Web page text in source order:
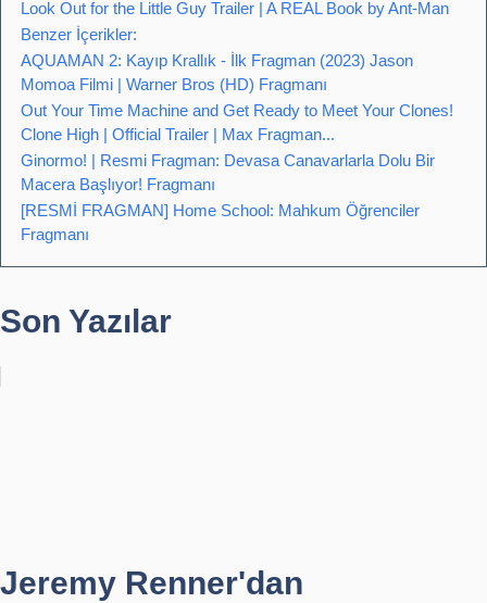
Look Out for the Little Guy Trailer | A REAL Book by Ant-Man
Benzer İçerikler:
AQUAMAN 2: Kayıp Krallık - İlk Fragman (2023) Jason
Momoa Filmi | Warner Bros (HD) Fragmanı
Out Your Time Machine and Get Ready to Meet Your Clones!
Clone High | Official Trailer | Max Fragman...
Ginormo! | Resmi Fragman: Devasa Canavarlarla Dolu Bir
Macera Başlıyor! Fragmanı
[RESMİ FRAGMAN] Home School: Mahkum Öğrenciler
Fragmanı
Son Yazılar
Jeremy Renner'dan